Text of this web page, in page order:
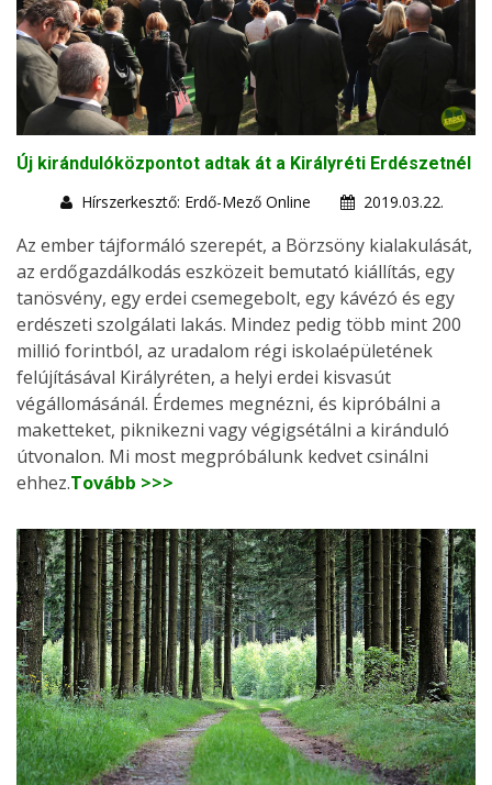
Új kirándulóközpontot adtak át a Királyréti Erdészetnél
Hírszerkesztő: Erdő-Mező Online
2019.03.22.
Az ember tájformáló szerepét, a Börzsöny kialakulását,
az erdőgazdálkodás eszközeit bemutató kiállítás, egy
tanösvény, egy erdei csemegebolt, egy kávézó és egy
erdészeti szolgálati lakás. Mindez pedig több mint 200
millió forintból, az uradalom régi iskolaépületének
felújításával Királyréten, a helyi erdei kisvasút
végállomásánál. Érdemes megnézni, és kipróbálni a
maketteket, piknikezni vagy végigsétálni a kiránduló
útvonalon. Mi most megpróbálunk kedvet csinálni
ehhez.Tovább >>>